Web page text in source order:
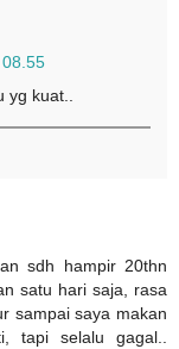
kuat..
sdh hampir 20thn
satu hari saja, rasa
sampai saya makan
tapi selalu gagal..